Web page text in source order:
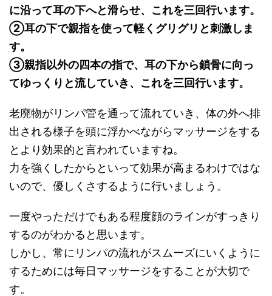
に沿って耳の下へと滑らせ、これを三回行います。
②耳の下で親指を使って軽くグリグリと刺激しま
す。
③親指以外の四本の指で、耳の下から鎖骨に向っ
てゆっくりと流していき、これを三回行います。
老廃物がリンパ管を通って流れていき、体の外へ排
出される様子を頭に浮かべながらマッサージをする
とより効果的と言われていますね。
力を強くしたからといって効果が高まるわけではな
いので、優しくさするように行いましょう。
一度やっただけでもある程度顔のラインがすっきり
するのがわかると思います。
しかし、常にリンパの流れがスムーズにいくように
するためには毎日マッサージをすることが大切で
す。